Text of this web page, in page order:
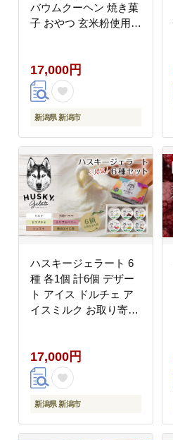
バウムクーヘン 焼き菓
子 おやつ 玄米粉使用
17,000円
新潟県 新潟市
ハスキージェラート 6
種 各1個 計6個 デザー
ト アイス ドルチェ ア
イスミルク お取り寄せ
メ ロストアンドファウ
ンド 新潟県 新潟市
17,000円
新潟県 新潟市